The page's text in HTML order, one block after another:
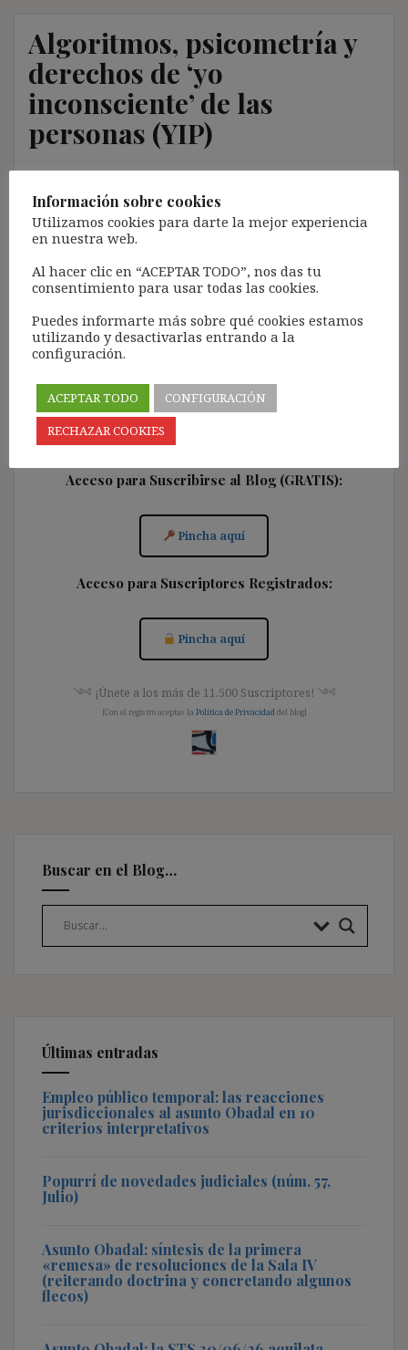
Algoritmos, psicometría y
derechos de ‘yo
inconsciente’ de las
personas (YIP)
14 junio, 2022 ibdehere Open
La profesora Lisa FELDMAN BARRETT en su fantástico
libro «La vida secreta del cerebro» afirma (306) «entre
neurociencia y el sistema jurídico hay una gran falta
de sincronización en cuestiones fundamentales sobre
la naturaleza humana. Estas discrepancias se deben
siendo uno de los logros más importantes de la
realidad social, y si queremos seguir protegiendo los
Acceso para Suscribirse al Blog (GRATIS):
Pincha aquí
Acceso para Suscriptores Registrados:
Pincha aquí
༺ ¡Únete a los más de 11.500 Suscriptores! ༺
[Con el registro aceptas la Política de Privacidad del blog]
Buscar en el Blog…
Últimas entradas
Empleo público temporal: las reacciones
jurisdiccionales al asunto Obadal en 10
criterios interpretativos
Popurrí de novedades judiciales (núm. 57,
Julio)
Asunto Obadal: síntesis de la primera
«remesa» de resoluciones de la Sala IV
(reiterando doctrina y concretando algunos
flecos)
Información sobre cookies
Utilizamos cookies para darte la mejor experiencia
en nuestra web.
Al hacer clic en “ACEPTAR TODO”, nos das tu
consentimiento para usar todas las cookies.
Puedes informarte más sobre qué cookies estamos
utilizando y desactivarlas entrando a la
configuración.
ACEPTAR TODO
CONFIGURACIÓN
RECHAZAR COOKIES